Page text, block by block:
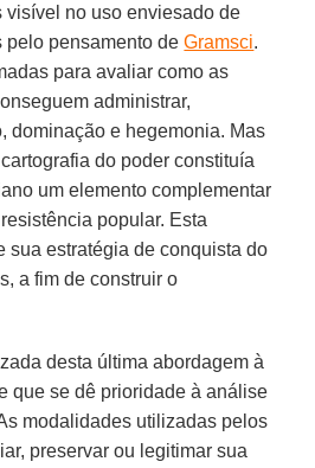
visível no uso enviesado de
pelo pensamento deGramsci.
para avaliar como as
administrar,
dominação e hegemonia. Mas
do poder constituía
um elemento complementar
popular. Esta
sua estratégia de conquista do
a fim de construir o
desta última abordagem à
que se dê prioridade à análise
modalidades utilizadas pelos
preservar ou legitimar sua